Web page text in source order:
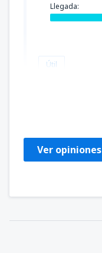
Llegada:
Útil
Ver opiniones